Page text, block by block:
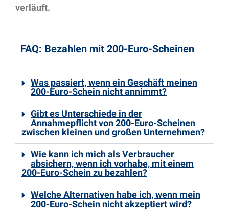
verläuft.
FAQ: Bezahlen mit 200-Euro-Scheinen
Was passiert, wenn ein Geschäft meinen
200-Euro-Schein nicht annimmt?
Gibt es Unterschiede in der
Annahmepflicht von 200-Euro-Scheinen
zwischen kleinen und großen Unternehmen?
Wie kann ich mich als Verbraucher
absichern, wenn ich vorhabe, mit einem
200-Euro-Schein zu bezahlen?
Welche Alternativen habe ich, wenn mein
200-Euro-Schein nicht akzeptiert wird?